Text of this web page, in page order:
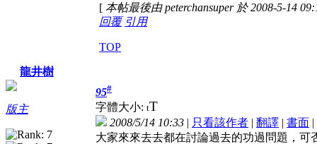
[ 本帖最後由 peterchansuper 於 2008-5-14
回覆 引用
TOP
龍井樹
版主
95#
字體大小: tT
2008/5/14 10:33 | 只看該作者 | 翻譯 | 書面 |
大家來來去去都在討論過去的功過問題，